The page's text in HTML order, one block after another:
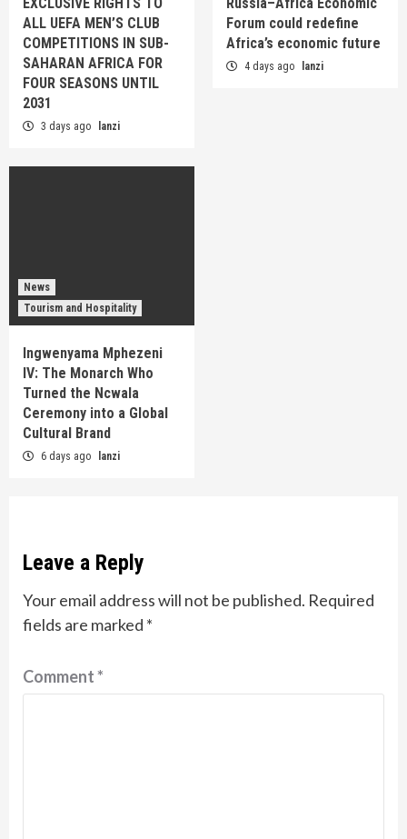
ALL UEFA MEN’S CLUB
COMPETITIONS IN SUB-
SAHARAN AFRICA FOR
FOUR SEASONS UNTIL
2031
3 days ago lanzi
Forum could redefine
Africa’s economic future
4 days ago lanzi
News
Tourism and Hospitality
Ingwenyama Mphezeni
IV: The Monarch Who
Turned the Ncwala
Ceremony into a Global
Cultural Brand
6 days ago lanzi
Leave a Reply
Your email address will not be published. Required
fields are marked *
Comment*